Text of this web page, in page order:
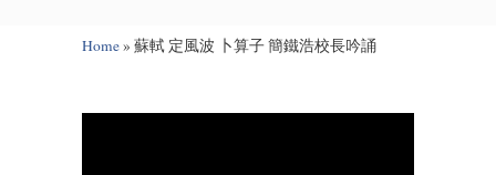
Home» 蘇軾 定風波 卜算子 簡鐵浩校長吟誦